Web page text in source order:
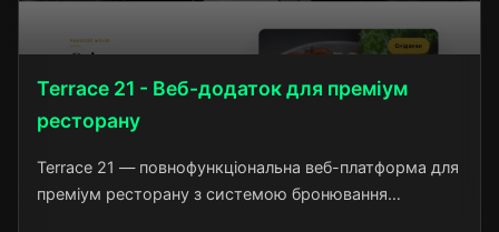
Terrace 21 - Веб-додаток для преміум
ресторану
Terrace 21 — повнофункціональна веб-платформа для
преміум ресторану з системою бронювання